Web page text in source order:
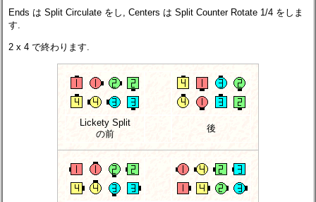
Ends は Split Circulate をし, Centers は Split Counter Rotate 1/4 をしま
す.
2 x 4 で終わります.
Lickety Split
の前
後